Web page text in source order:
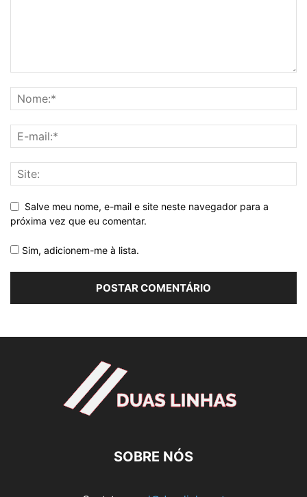
Salve meu nome, e-mail e site neste navegador para a
próxima vez que eu comentar.
Sim, adicionem-me à lista.
SOBRE NÓS